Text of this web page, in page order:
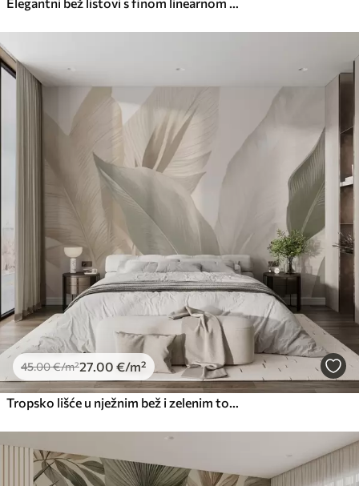
45.00€/m²27 .00 €/m²